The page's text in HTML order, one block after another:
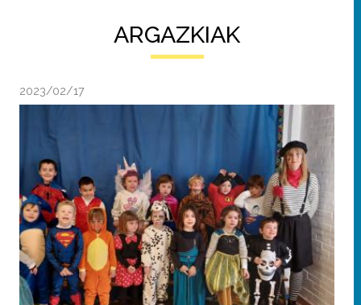
ARGAZKIAK
2023/02/17